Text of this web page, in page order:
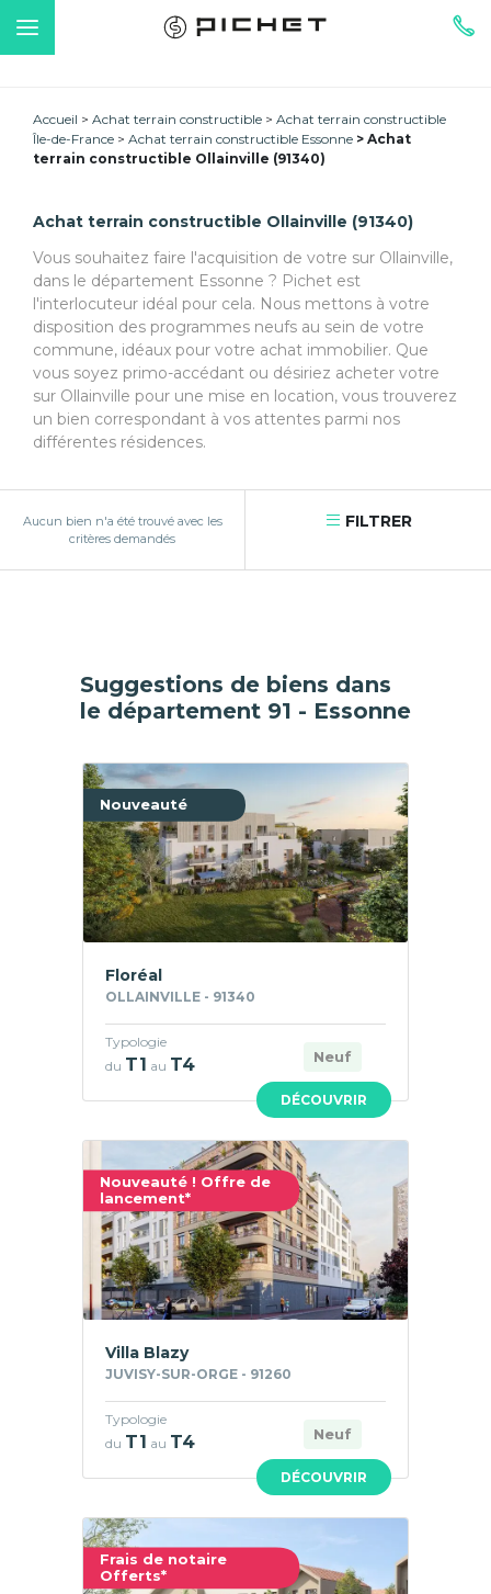
Accueil Achat terrain constructible
Achat terrain constructible
Île-de-France
Achat terrain constructible Essonne
Achat
terrain constructible Ollainville (91340)
Achat terrain constructible Ollainville (91340)
Vous souhaitez faire l'acquisition de votre sur Ollainville,
dans le département Essonne ? Pichet est
l'interlocuteur idéal pour cela. Nous mettons à votre
disposition des programmes neufs au sein de votre
commune, idéaux pour votre achat immobilier. Que
vous soyez primo-accédant ou désiriez acheter votre
sur Ollainville pour une mise en location, vous trouverez
un bien correspondant à vos attentes parmi nos
différentes résidences.
Aucun bien n'a été trouvé avec les
critères demandés
FILTRER
Suggestions de biens dans
le département 91 - Essonne
Nouveauté
DÉCOUVRIR
Floréal
OLLAINVILLE - 91340
Neuf
Typologie
du T1 au T4
Nouveauté ! Offre de
lancement*
DÉCOUVRIR
Villa Blazy
JUVISY-SUR-ORGE - 91260
Neuf
Typologie
du T1 au T4
Frais de notaire
Offerts*